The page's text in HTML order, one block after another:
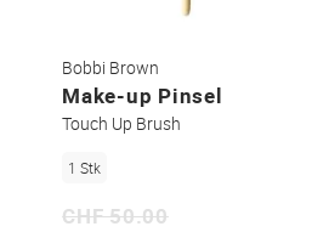
Bobbi Brown
Make-up Pinsel
Touch Up Brush
1 Stk
CHF 50.00